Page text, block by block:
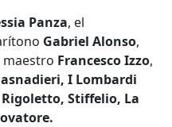
Panza, el
Gabriel Alonso,
maestro Francesco Izzo,
I Lombardi
Stiffelio, La